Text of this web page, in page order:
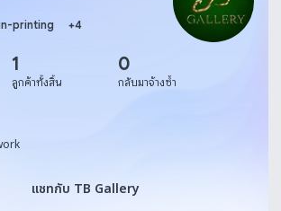
printing +4
1
ลูกค้าทั้งสิ้น
0
กลับมาจ้างซ้ำ
Gallery
แชทกับ TB Gallery